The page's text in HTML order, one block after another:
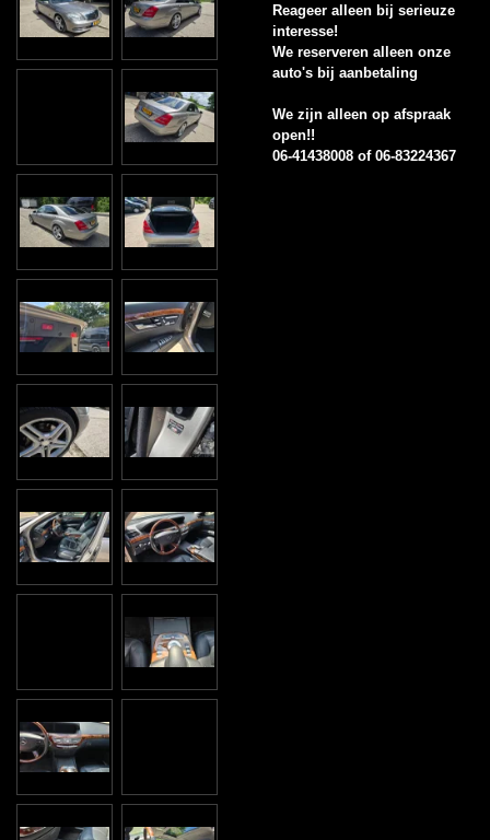
Reageer alleen bij serieuze
interesse!
We reserveren alleen onze
auto's bij aanbetaling
We zijn alleen op afspraak
open!!
06-41438008 of 06-83224367